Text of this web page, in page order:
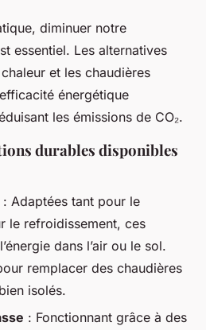
diminuer notre
essentiel. Les alternatives
et les chaudières
énergétique
les émissions de CO₂.
durables disponibles
: Adaptées tant pour le
le refroidissement, ces
dans l’air ou le sol.
remplacer des chaudières
isolés.
: Fonctionnant grâce à des